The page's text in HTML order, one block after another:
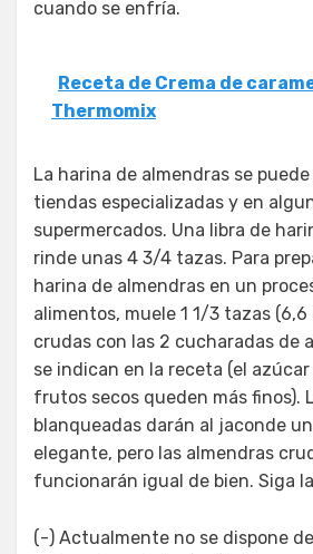
cuando se enfría.
Receta de Crema de
Thermomix
La harina de almendras se
tiendas especializadas y en
supermercados. Una libra de
rinde unas 4 3/4 tazas. Para
harina de almendras en un
alimentos, muele 1 1/3 tazas
crudas con las 2 cucharadas de
se indican en la receta (el
frutos secos queden más finos).
blanqueadas darán al jaconde
elegante, pero las almendras
funcionarán igual de bien. Siga
(-) Actualmente no se dispone